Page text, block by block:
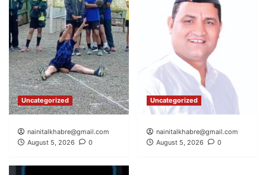
Uncategorized
nainitalkhabre@gmail.com
August 5, 2026
0
Uncategorized
nainitalkhabre@gmail.com
August 5, 2026
0